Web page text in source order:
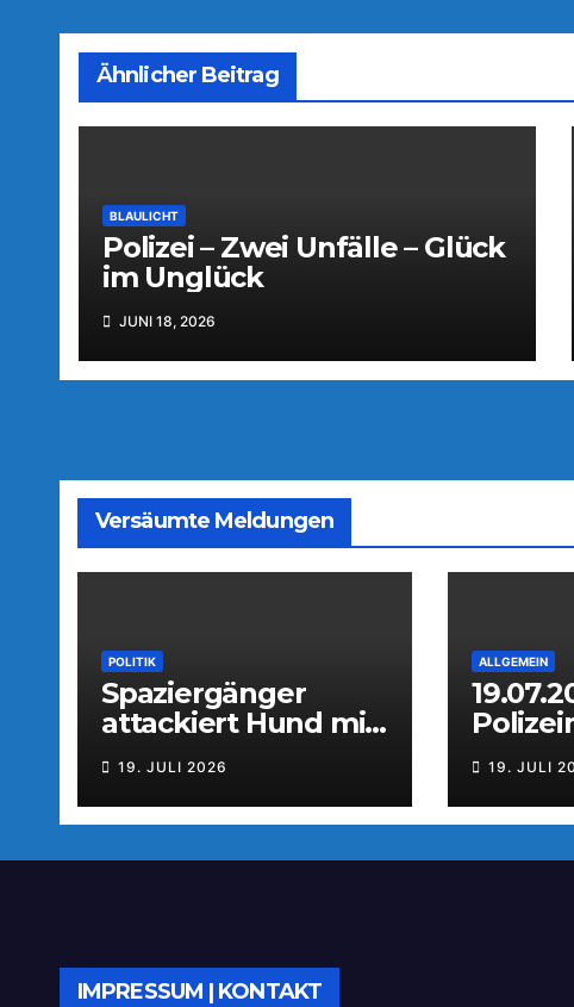
Ähnlicher Beitrag
BLAULICHT
Polizei – Zwei Unfälle – Glück
im Unglück
JUNI 18, 2026
Versäumte Meldungen
POLITIK
Spaziergänger
attackiert Hund mit
Tierabwehrspray
19. JULI 2026
ALLGEMEIN
aus
19. JULI
IMPRESSUM | KONTAKT